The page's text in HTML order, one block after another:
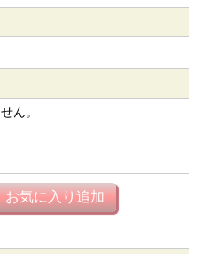
ん。
お気に入り追加